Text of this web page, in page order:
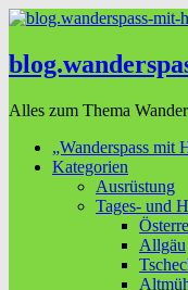
Alles zum Thema
„Wanderspass mit
Kategorien
Ausrüstung
Tages- und
Allgäu